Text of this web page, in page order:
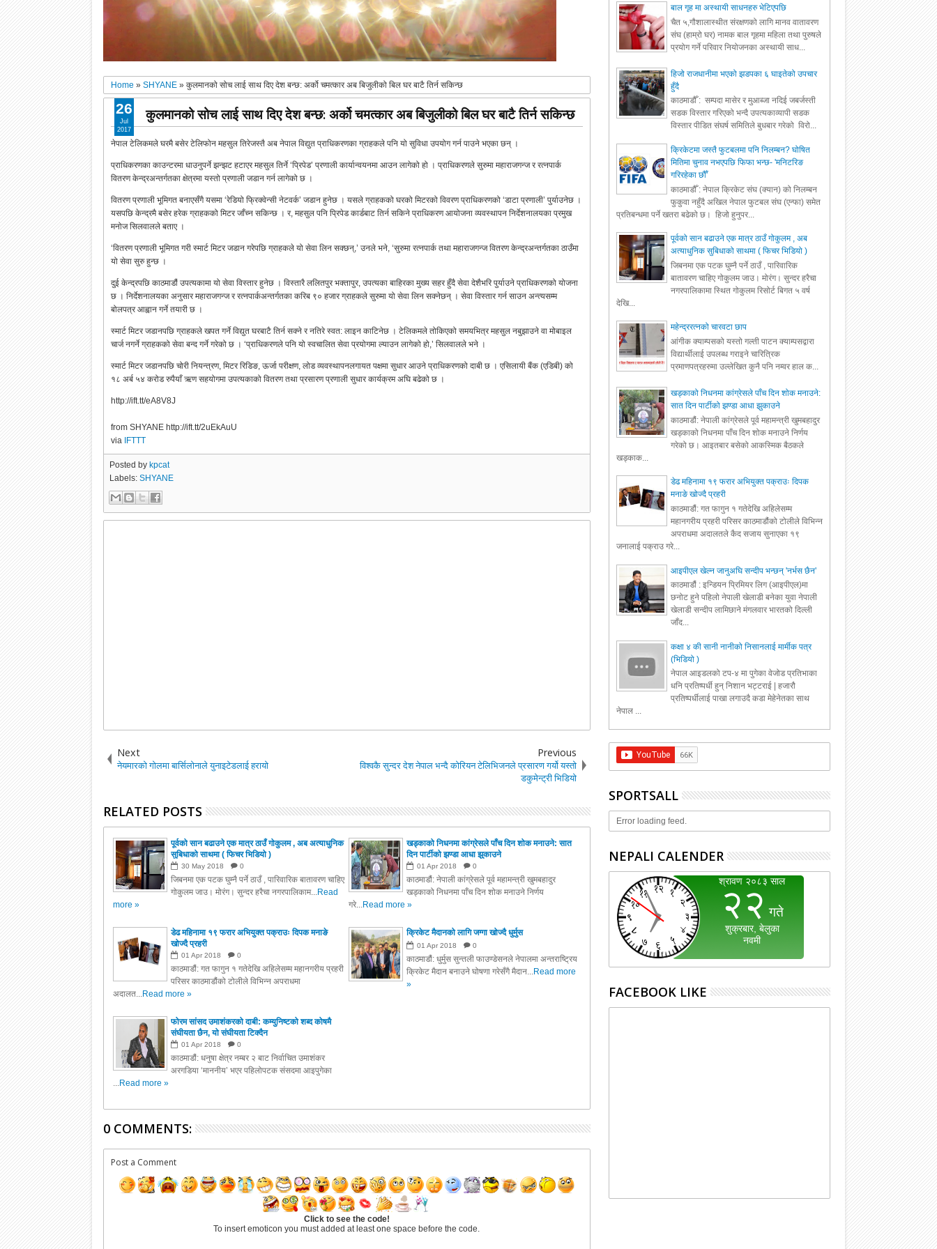
Home »SHYANE »कुलमानको सोच लाई साथ दिए देश बन्छ: अर्को चमत्कार अब बिजुलीको बिल घर बाटै तिर्न सकिन्छ
कुलमानको सोच लाई साथ दिए देश बन्छ: अर्को चमत्कार अब बिजुलीको बिल घर बाटै तिर्न सकिन्छ
नेपाल टेलिकमले घरमै बसेर टेलिफोन महसुल तिरेजस्तै अब नेपाल विद्युत प्राधिकरणका ग्राहकले पनि यो सुविधा उपयोग गर्न पाउने भएका छन् ।
प्राधिकरणका काउन्टरमा धाउनुपर्ने झन्झट हटाएर महसुल तिर्ने ‘प्रिपेड’ प्रणाली कार्यान्वयनमा आउन लागेको हो । प्राधिकरणले सुरुमा महाराजगन्ज र रत्नपार्क
वितरण केन्द्रअन्तर्गतका क्षेत्रमा यस्तो प्रणाली जडान गर्न लागेको छ ।
वितरण प्रणाली भूमिगत बनाएसँगै यसमा ‘रेडियो फ्रिक्वेन्सी नेटवर्क’ जडान हुनेछ । यसले ग्राहकको घरको मिटरको विवरण प्राधिकरणको ‘डाटा प्रणाली’ पुर्याउनेछ ।
यसपछि केन्द्रमै बसेर हरेक ग्राहकको मिटर जाँच्न सकिन्छ । र, महसुल पनि प्रिपेड कार्डबाट तिर्न सकिने प्राधिकरण आयोजना व्यवस्थापन निर्देशनालयका प्रमुख
मनोज सिलवालले बताए ।
‘वितरण प्रणाली भूमिगत गरी स्मार्ट मिटर जडान गरेपछि ग्राहकले यो सेवा लिन सक्छन्,’ उनले भने, ‘सुरुमा रत्नपार्क तथा महाराजगन्ज वितरण केन्द्रअन्तर्गतका ठाउँमा
यो सेवा सुरु हुन्छ ।
दुई केन्द्रपछि काठमाडौं उपत्यकामा यो सेवा विस्तार हुनेछ । विस्तारै ललितपुर भक्तापुर, उपत्यका बाहिरका मुख्य सहर हुँदै सेवा देशैभरि पुर्याउने प्राधिकरणको योजना
छ । निर्देशनालयका अनुसार महाराजगन्ज र रत्नपार्कअन्तर्गतका करिब ९० हजार ग्राहकले सुरुमा यो सेवा लिन सक्नेछन् । सेवा विस्तार गर्न साउन अन्त्यसम्म
बोलपत्र आह्वान गर्ने तयारी छ ।
स्मार्ट मिटर जडानपछि ग्राहकले खपत गर्ने विद्युत घरबाटै तिर्न सक्ने र नतिरे स्वत: लाइन काटिनेछ । टेलिकमले तोकिएको समयभित्र महसुल नबुझाउने वा मोबाइल
चार्ज नगर्ने ग्राहकको सेवा बन्द गर्ने गरेको छ । ‘प्राधिकरणले पनि यो स्वचालित सेवा प्रयोगमा ल्याउन लागेको हो,’ सिलवालले भने ।
स्मार्ट मिटर जडानपछि चोरी नियन्त्रण, मिटर रिडिङ, ऊर्जा परीक्षण, लोड व्यवस्थापनलगायत पक्षमा सुधार आउने प्राधिकरणको दाबी छ । एसिलायी बैंक (एडिबी) को
१८ अर्ब ५४ करोड रुपैयाँ ऋण सहयोगमा उपत्यकाको वितरण तथा प्रसारण प्रणाली सुधार कार्यक्रम अघि बढेको छ ।
http://ift.tt/eA8V8J
from SHYANE http://ift.tt/2uEkAuU
via IFTTT
26
Jul
2017
Posted by kpcat
Labels:SHYANE
Next
नेयमारको गोलमा बार्सिलोनाले युनाइटेडलाई हरायो
Previous
विश्वकै सुन्दर देश नेपाल भन्दै कोरियन टेलिभिजनले प्रसारण गर्यो यस्तो
डकुमेन्ट्री भिडियो
RELATED POSTS
पूर्वको सान बढाउने एक मात्र ठाउँ गोकुलम , अब अत्याधुनिक
सुबिधाको साथमा ( फिचर भिडियो )
30 May 2018 0
जिबनमा एक पटक घुम्नै पर्ने ठाउँ , पारिवारिक बातावरण चाहिए
गोकुलम जाउ। मोरंग। सुन्दर हरैचा नगरपालिकाम...Read
more »
खड्काको निधनमा कांग्रेसले पाँच दिन शोक मनाउने: सात
दिन पार्टीको झण्डा आधा झुकाउने
01 Apr 2018 0
काठमाडौं: नेपाली कांग्रेसले पूर्व महामन्त्री खुमबहादुर
खड्काको निधनमा पाँच दिन शोक मनाउने निर्णय
गरे...Read more »
डेढ महिनामा १९ फरार अभियुक्त पक्राउः दिपक मनाङे
खोज्दै प्रहरी
01 Apr 2018 0
काठमाडौं: गत फागुन १ गतेदेखि अहिलेसम्म महानगरीय प्रहरी
परिसर काठमाडौंको टोलीले विभिन्न अपराधमा
अदालत...Read more »
क्रिकेट मैदानको लागि जग्गा खोज्दै धुर्मुस
01 Apr 2018 0
काठमाडौं: धुर्मुस सुन्तली फाउण्डेसनले नेपालमा अन्तराष्ट्रिय
क्रिकेट मैदान बनाउने घोषणा गरेसँगै मैदान...Read more
»
फोरम सांसद उमाशंकरको दाबी: कम्युनिष्टको शब्द कोषमै
संघीयता छैन, यो संघीयता टिक्दैन
01 Apr 2018 0
काठमाडौं: धनुषा क्षेत्र नम्बर २ बाट निर्वाचित उमाशंकर
अरगडिया ‘माननीय’ भएर पहिलोपटक संसदमा आइपुगेका
...Read more »
0 COMMENTS:
Post a Comment
Click to see the code!
To insert emoticon you must added at least one space before the code.
बाल गृह मा अस्थायी साधनहरु भेटिएपछि
चैत ५,गौशालास्थीत संरक्षणको लागि मानव वातावरण
संघ (हाम्रो घर) नामक बाल गृहमा महिला तथा पुरुषले
प्रयोग गर्ने परिवार नियोजनका अस्थायी साध...
हिजो राजधानीमा भएको झडपका ६ घाइतेको उपचार
हुँदै
काठमाडौँ : सम्पदा मासेर र मुआब्जा नदिई जबर्जस्ती
सडक विस्तार गरिएको भन्दै उपत्यकाव्यापी सडक
विस्तार पीडित संघर्ष समितिले बुधबार गरेको विरो...
क्रिकेटमा जस्तै फुटबलमा पनि निलम्बन? घोषित
मितिमा चुनाव नभएपछि फिफा भन्छ- 'मनिटरिङ
गरिरहेका छौँ'
काठमाडौँ : नेपाल क्रिकेट संघ (क्यान) को निलम्बन
फुकुवा नहुँदै अखिल नेपाल फुटबल संघ (एन्फा) समेत
प्रतिबन्धमा पर्ने खतरा बढेको छ। हिजो हुनुपर...
पूर्वको सान बढाउने एक मात्र ठाउँ गोकुलम , अब
अत्याधुनिक सुबिधाको साथमा ( फिचर भिडियो )
जिबनमा एक पटक घुम्नै पर्ने ठाउँ , पारिवारिक
बातावरण चाहिए गोकुलम जाउ। मोरंग। सुन्दर हरैचा
नगरपालिकामा स्थित गोकुलम रिसोर्ट बिगत ५ वर्ष
देखि...
महेन्द्ररत्नको चारवटा छाप
आंगीक क्याम्पसको यस्तो गल्ती पाटन क्याम्पसद्वारा
विद्यार्थीलाई उपलब्ध गराइने चारित्रिक
प्रमाणपत्रहरुमा उल्लेखित कुनै पनि नम्वर हाल क...
खड्काको निधनमा कांग्रेसले पाँच दिन शोक मनाउने:
सात दिन पार्टीको झण्डा आधा झुकाउने
काठमाडौं: नेपाली कांग्रेसले पूर्व महामन्त्री खुमबहादुर
खड्काको निधनमा पाँच दिन शोक मनाउने निर्णय
गरेको छ। आइतबार बसेको आकस्मिक बैठकले
खड्काक...
डेढ महिनामा १९ फरार अभियुक्त पक्राउः दिपक
मनाङे खोज्दै प्रहरी
काठमाडौं: गत फागुन १ गतेदेखि अहिलेसम्म
महानगरीय प्रहरी परिसर काठमाडौंको टोलीले विभिन्न
अपराधमा अदालतले कैद सजाय सुनाएका १९
जनालाई पक्राउ गरे...
आइपीएल खेल्न जानुअघि सन्दीप भन्छन् 'नर्भस छैन'
काठमाडौं : इन्डियन प्रिमियर लिग (आइपीएल)मा
छनोट हुने पहिलो नेपाली खेलाडी बनेका युवा नेपाली
खेलाडी सन्दीप लामिछाने मंगलवार भारतको दिल्ली
जाँद...
कक्षा ४ की सानी नानीको निसानलाई मार्मीक पत्र
(भिडियो )
नेपाल आइडलको टप-४ मा पुगेका वेजोड प्रतिभाका
धनि प्रतिष्पर्धी हुन् निशान भट्टराई | हजारौ
प्रतिष्पर्धीलाई पाखा लगाउदै कडा मेहेनेतका साथ
नेपाल ...
SPORTSALL
Error loading feed.
NEPALI CALENDER
FACEBOOK LIKE